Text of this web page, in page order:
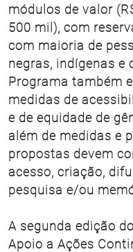
módulos de valor
500 mil), com
com maioria de
negras, indígenas e
Programa também
medidas de
e de equidade de
além de medidas e
propostas devem
acesso, criação,
pesquisa e/ou
A segunda edição
Apoio a Ações